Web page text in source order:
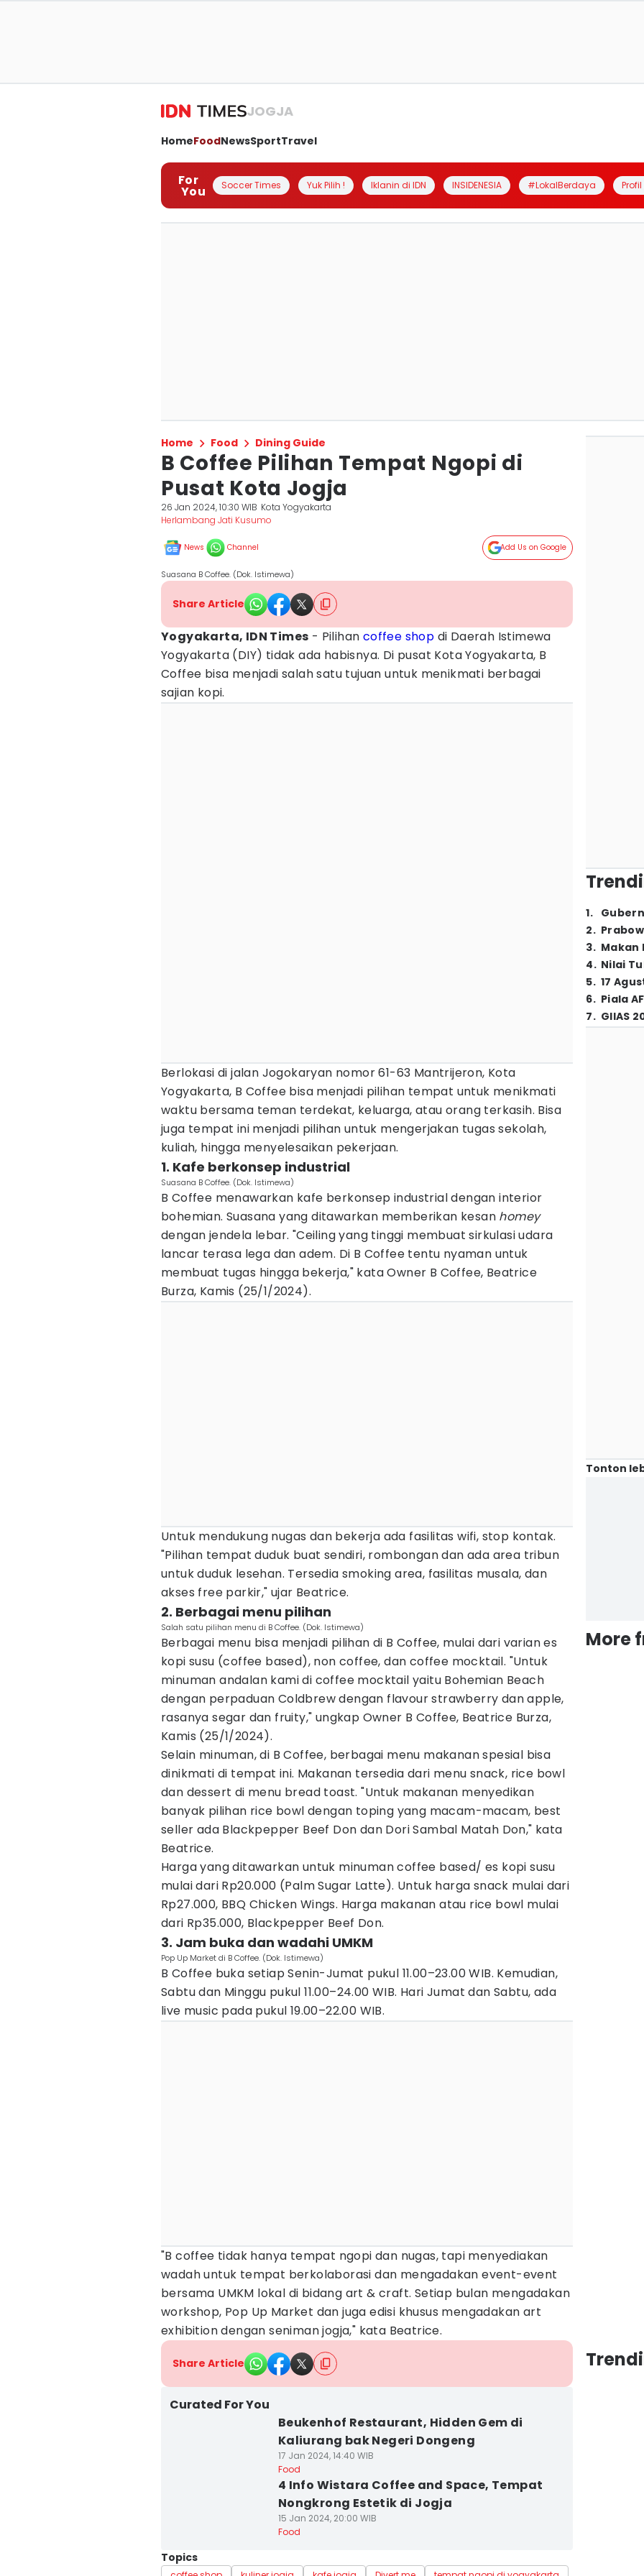
JOGJA
HomeFoodNewsSportTravel
For
You Soccer Times Yuk Pilih ! Iklanin di IDN INSIDENESIA #LokalBerdaya
Home Food Dining Guide
B Coffee Pilihan Tempat Ngopi di
Pusat Kota Jogja
26 Jan 2024, 10:30 WIB Kota Yogyakarta
Herlambang Jati Kusumo
News Channel Add Us on Google
Suasana B Coffee. (Dok. Istimewa)
Share Article
Yogyakarta, IDN Times - Pilihan coffee shop di Daerah Istimewa
Yogyakarta (DIY) tidak ada habisnya. Di pusat Kota Yogyakarta, B
Coffee bisa menjadi salah satu tujuan untuk menikmati berbagai
sajian kopi.
Berlokasi di jalan Jogokaryan nomor 61-63 Mantrijeron, Kota
Yogyakarta, B Coffee bisa menjadi pilihan tempat untuk menikmati
waktu bersama teman terdekat, keluarga, atau orang terkasih. Bisa
juga tempat ini menjadi pilihan untuk mengerjakan tugas sekolah,
kuliah, hingga menyelesaikan pekerjaan.
1. Kafe berkonsep industrial
Suasana B Coffee. (Dok. Istimewa)
B Coffee menawarkan kafe berkonsep industrial dengan interior
bohemian. Suasana yang ditawarkan memberikan kesan homey
dengan jendela lebar. "Ceiling yang tinggi membuat sirkulasi udara
lancar terasa lega dan adem. Di B Coffee tentu nyaman untuk
membuat tugas hingga bekerja," kata Owner B Coffee, Beatrice
Burza, Kamis (25/1/2024).
Untuk mendukung nugas dan bekerja ada fasilitas wifi, stop kontak.
"Pilihan tempat duduk buat sendiri, rombongan dan ada area tribun
untuk duduk lesehan. Tersedia smoking area, fasilitas musala, dan
akses free parkir," ujar Beatrice.
2. Berbagai menu pilihan
Salah satu pilihan menu di B Coffee. (Dok. Istimewa)
Berbagai menu bisa menjadi pilihan di B Coffee, mulai dari varian es
kopi susu (coffee based), non coffee, dan coffee mocktail. "Untuk
minuman andalan kami di coffee mocktail yaitu Bohemian Beach
dengan perpaduan Coldbrew dengan flavour strawberry dan apple,
rasanya segar dan fruity," ungkap Owner B Coffee, Beatrice Burza,
Kamis (25/1/2024).
Selain minuman, di B Coffee, berbagai menu makanan spesial bisa
dinikmati di tempat ini. Makanan tersedia dari menu snack, rice bowl
dan dessert di menu bread toast. "Untuk makanan menyedikan
banyak pilihan rice bowl dengan toping yang macam-macam, best
seller ada Blackpepper Beef Don dan Dori Sambal Matah Don," kata
Beatrice.
Harga yang ditawarkan untuk minuman coffee based/ es kopi susu
mulai dari Rp20.000 (Palm Sugar Latte). Untuk harga snack mulai dari
Rp27.000, BBQ Chicken Wings. Harga makanan atau rice bowl mulai
dari Rp35.000, Blackpepper Beef Don.
3. Jam buka dan wadahi UMKM
Pop Up Market di B Coffee. (Dok. Istimewa)
B Coffee buka setiap Senin-Jumat pukul 11.00–23.00 WIB. Kemudian,
Sabtu dan Minggu pukul 11.00–24.00 WIB. Hari Jumat dan Sabtu, ada
live music pada pukul 19.00–22.00 WIB.
"B coffee tidak hanya tempat ngopi dan nugas, tapi menyediakan
wadah untuk tempat berkolaborasi dan mengadakan event-event
bersama UMKM lokal di bidang art & craft. Setiap bulan mengadakan
workshop, Pop Up Market dan juga edisi khusus mengadakan art
exhibition dengan seniman jogja," kata Beatrice.
Share Article
Curated For You
Beukenhof Restaurant, Hidden Gem di
Kaliurang bak Negeri Dongeng
17 Jan 2024, 14:40 WIB
Food
4 Info Wistara Coffee and Space, Tempat
Nongkrong Estetik di Jogja
15 Jan 2024, 20:00 WIB
Food
Topics
1.
2.
3. Makan
4. Nilai
5. 17
6. Piala
7. GIIAS
Tonton
More